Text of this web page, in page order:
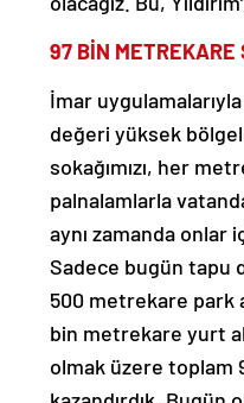
97 BİN METREKARE
İmar
değeri yüksek
sokağımızı, her
palnalamlarla
aynı zamanda onlar
Sadece bugün tapu
500 metrekare park
bin metrekare yurt
olmak üzere toplam